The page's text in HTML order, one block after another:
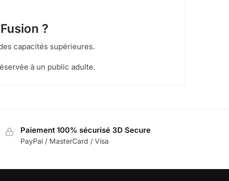
?
capacités supérieures.
à un public adulte.
Paiement 100% sécurisé 3D Secure
PayPal / MasterCard / Visa